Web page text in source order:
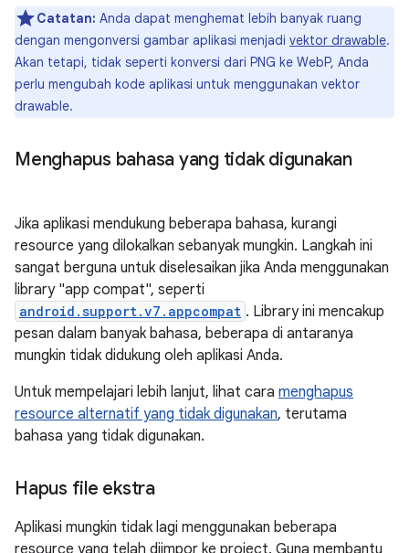
Catatan: Anda dapat menghemat lebih banyak ruang
dengan mengonversi gambar aplikasi menjadi vektor drawable.
Akan tetapi, tidak seperti konversi dari PNG ke WebP, Anda
perlu mengubah kode aplikasi untuk menggunakan vektor
drawable.
Menghapus bahasa yang tidak digunakan
Jika aplikasi mendukung beberapa bahasa, kurangi
resource yang dilokalkan sebanyak mungkin. Langkah ini
sangat berguna untuk diselesaikan jika Anda menggunakan
library "app compat", seperti
android.support.v7.appcompat . Library ini mencakup
pesan dalam banyak bahasa, beberapa di antaranya
mungkin tidak didukung oleh aplikasi Anda.
Untuk mempelajari lebih lanjut, lihat cara menghapus
resource alternatif yang tidak digunakan, terutama
bahasa yang tidak digunakan.
Hapus file ekstra
Aplikasi mungkin tidak lagi menggunakan beberapa
resource yang telah diimpor ke project. Guna membantu